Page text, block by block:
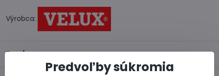
Výrobca:
Popis
Predvoľby súkromia